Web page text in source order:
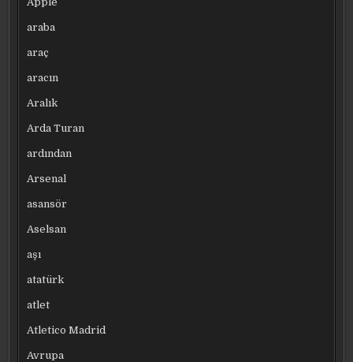
araba
araç
aracın
Aralık
Arda Turan
ardından
Arsenal
asansör
Aselsan
aşı
atatürk
atlet
Atletico Madrid
Avrupa